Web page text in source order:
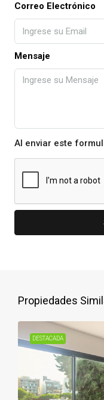
Correo Electrónico
Mensaje
Al enviar este
Propiedades
DESTACADA